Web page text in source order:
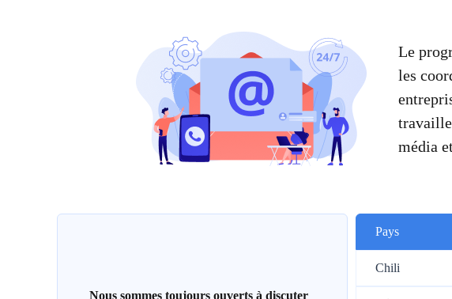
Le
les
média
Nous sommes toujours ouverts à discuter
Pays
Chili